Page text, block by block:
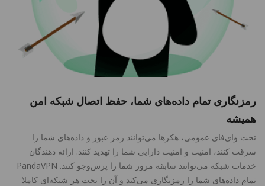
رمزنگاری تمام داده‌های شما، حفظ اتصال شبکه امن
همیشه
تحت وای‌فای عمومی، هکرها می‌توانند رمز عبور و داده‌های شما را
سرقت کنند، امنیت و امنیت دارایی شما را تهدید کنند. ارائه دهندگان
خدمات شبکه می‌توانند سابقه مرور شما را پرس‌وجو کنند. PandaVPN
تمام داده‌های شما را رمزنگاری می‌کند و آن را تحت هر شبکه‌ای کاملا